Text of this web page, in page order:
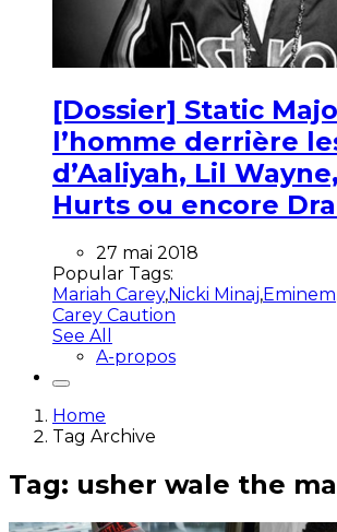
[Dossier] Static
l’homme derrière
d’Aaliyah, Lil
Hurts ou encore
27 mai 2018
Popular Tags:
Mariah Carey,Nicki Minaj,Eminem
Carey Caution
See All
A-propos
Home
Tag Archive
Tag: usher wale the